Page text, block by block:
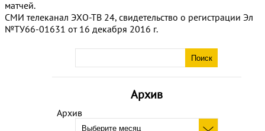
Архив
Архив
матчей.
СМИ телеканал ЭХО-ТВ 24, свидетельство о регистрации Эл
№ТУ66-01631 от 16 декабря 2016 г.